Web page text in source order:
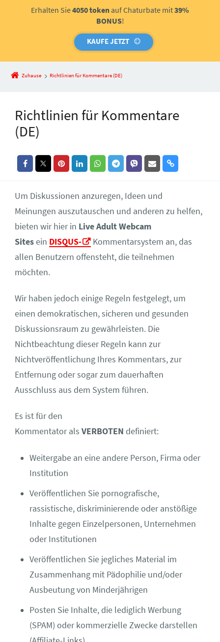
Erhalten Sie4050 token auf Chaturbate mit39%
BONUS!
KAUFE JETZT
Zuhause Richtlinien für Kommentare (DE)
Richtlinien für Kommentare
(DE)
Um Diskussionen anzuregen, Ideen und
Meinungen auszutauschen und anderen zu helfen,
bieten wir hier in Live Adult Webcam
Sitesein DISQUS-
Kommentarsystem an, das
allen Benutzern offensteht, die teilnehmen
möchten.
Wir haben jedoch einige Regeln festgelegt, um
einen demokratischen, sicheren und gesunden
Diskussionsraum zu gewährleisten. Die
Nichtbeachtung dieser Regeln kann zur
Nichtveröffentlichung Ihres Kommentars, zur
Entfernung oder sogar zum dauerhaften
Ausschluss aus dem System führen.
Es ist für den
Kommentator als VERBOTEN definiert:
Weitergabe an eine andere Person, Firma oder
Institution
Veröffentlichen Sie pornografische,
rassistische, diskriminierende oder anstößige
Inhalte gegen Einzelpersonen, Unternehmen
oder Institutionen
Veröffentlichen Sie jegliches Material im
Zusammenhang mit Pädophilie und/oder
Ausbeutung von Minderjährigen
Posten Sie Inhalte, die lediglich Werbung
(SPAM) oder kommerzielle Zwecke darstellen